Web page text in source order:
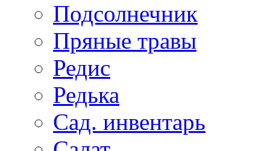
Подсолнечник
Пряные травы
Редис
Редька
Сад. инвентарь